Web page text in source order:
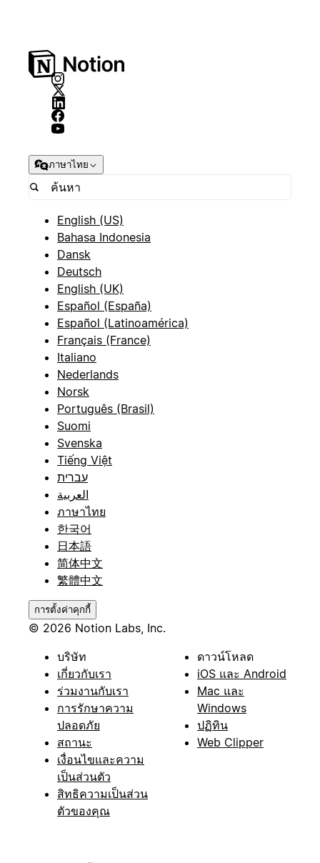
ภาษาไทย
English (US)
Bahasa Indonesia
Dansk
Deutsch
English (UK)
Español (España)
Español (Latinoamérica)
Français (France)
Italiano
Nederlands
Norsk
Português (Brasil)
Suomi
Svenska
Tiếng Việt
עברית
العربية
ภาษาไทย
한국어
日本語
简体中文
繁體中文
การตั้งค่าคุกกี้
© 2026 Notion Labs, Inc.
บริษัท
เกี่ยวกับเรา
ร่วมงานกับเรา
การรักษาความ
ปลอดภัย
สถานะ
เงื่อนไขและความ
เป็นส่วนตัว
สิทธิความเป็นส่วน
ตัวของคุณ
ดาวน์โหลด
iOS และ Android
Mac และ
Windows
ปฏิทิน
Web Clipper